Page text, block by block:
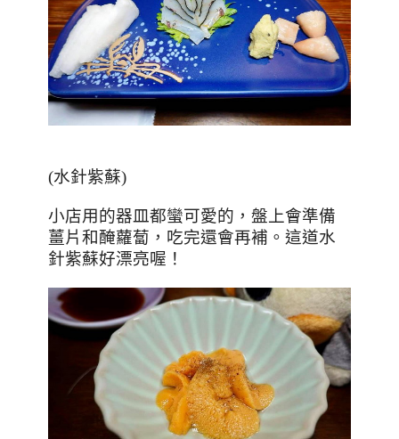
(水針紫蘇)
小店用的器皿都蠻可愛的，盤上會準備
薑片和醃蘿蔔，吃完還會再補。這道水
針紫蘇好漂亮喔！